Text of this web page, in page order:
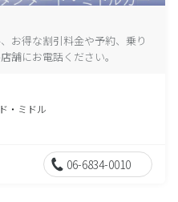
お得な割引料金や予約、乗り
舗にお電話ください。
・ミドル
06-6834-0010